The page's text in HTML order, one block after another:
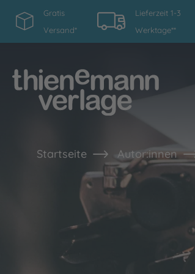
Gratis
Versand*
Lieferzeit 1-3
Werktage**
Startseite Autor:innen